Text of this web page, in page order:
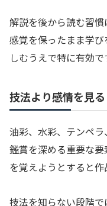
解説を後から読む習
感覚を保ったまま学
しむうえで特に有効で
技法より感情を見る
油彩、水彩、テンペ
鑑賞を深める重要な
を覚えようとすると作
技法を知らない段階